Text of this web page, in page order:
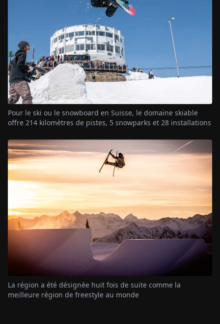
Pour le ski ou le snowboard en Suisse, le domaine skiable
offre 214 kilomètres de pistes, 5 snowparks et 28 installations
La région a été désignée huit fois de suite comme la
meilleure région de freestyle au monde